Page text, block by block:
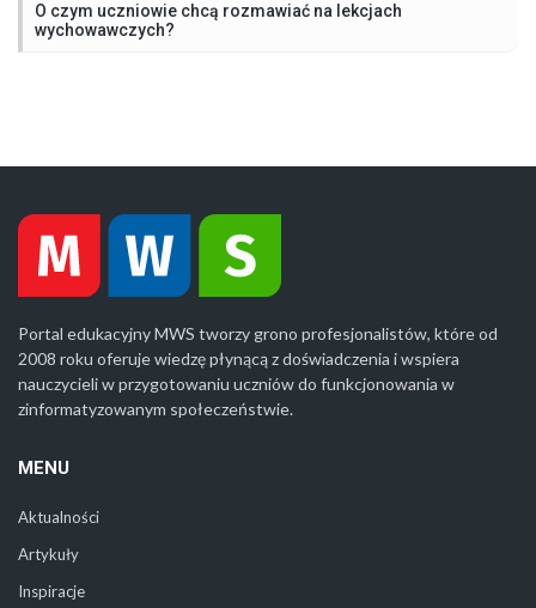
O czym uczniowie chcą rozmawiać na lekcjach
wychowawczych?
Portal edukacyjny MWS tworzy grono profesjonalistów, które od
2008 roku oferuje wiedzę płynącą z doświadczenia i wspiera
nauczycieli w przygotowaniu uczniów do funkcjonowania w
zinformatyzowanym społeczeństwie.
MENU
Aktualności
Artykuły
Inspiracje